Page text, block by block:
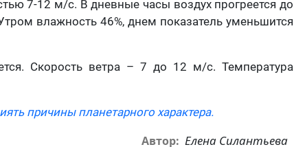
7-12 м/с. В дневные часы воздух прогреется до
влажность 46%, днем показатель уменьшится
Скорость ветра – 7 до 12 м/с. Температура
причины планетарного характера.
Автор: Елена Силантьева